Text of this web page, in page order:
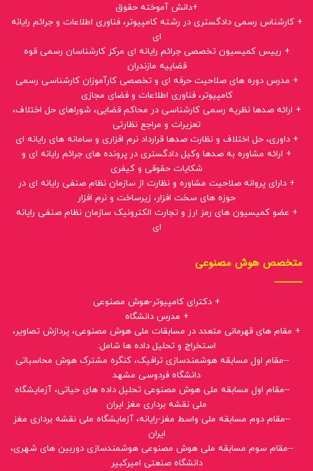
+دانش آموخته حقوق
+ کارشناس رسمی دادگستری در رشته کامپیوتر، فناوری اطلاعات و جرائم رایانه
ای
+ رییس کمیسیون تخصصی جرائم رایانه ای مرکز کارشناسان رسمی قوه
قضاییه مازندران
+ مدرس دوره های صلاحیت حرفه ای و تخصصی کارآموزان کارشناسی رسمی
کامپیوتر، فناوری اطلاعات و فضای مجازی
+ ارائه صدها نظریه رسمی کارشناسی در محاکم قضایی، شوراهای حل اختلاف،
تعزیرات و مراجع نظارتی
+ داوری، حل اختلاف و نظارت صدها قرارداد نرم افزاری و سامانه های رایانه ای
+ ارائه مشاوره به صدها وکیل دادگستری در پرونده های جرائم رایانه ای و
شکایات حقوقی و کیفری
+ دارای پروانه صلاحیت مشاوره و نظارت از سازمان نظام صنفی رایانه ای در
حوزه های سخت افزار، زیرساخت و نرم افزار
+ عضو کمیسیون های رمز ارز و تجارت الکترونیک سازمان نظام صنفی رایانه
ای
متخصص هوش مصنوعی
+ دکترای کامپیوتر-هوش مصنوعی
+ مدرس دانشگاه
+ مقام های قهرمانی متعدد در مسابقات ملی هوش مصنوعی، پردازش تصاویر،
استخراج و تحلیل داده ها شامل:
--مقام اول مسابقه هوشمندسازی ترافیک، کنگره مشترک هوش محاسباتی
دانشگاه فردوسی مشهد
--مقام اول مسابقه ملی هوش مصنوعی تحلیل داده های حیاتی، آزمایشگاه
ملی نقشه برداری مغز ایران
--مقام دوم مسابقه ملی واسط مغز-رایانه، آزمایشگاه ملی نقشه برداری مغز
ایران
--مقام سوم مسابقه ملی هوش مصنوعی هوشمندسازی دوربین های شهری،
دانشگاه صنعتی امیرکبیر